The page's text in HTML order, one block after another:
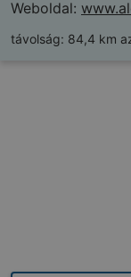
Weboldal:
távolság: 84,4 km